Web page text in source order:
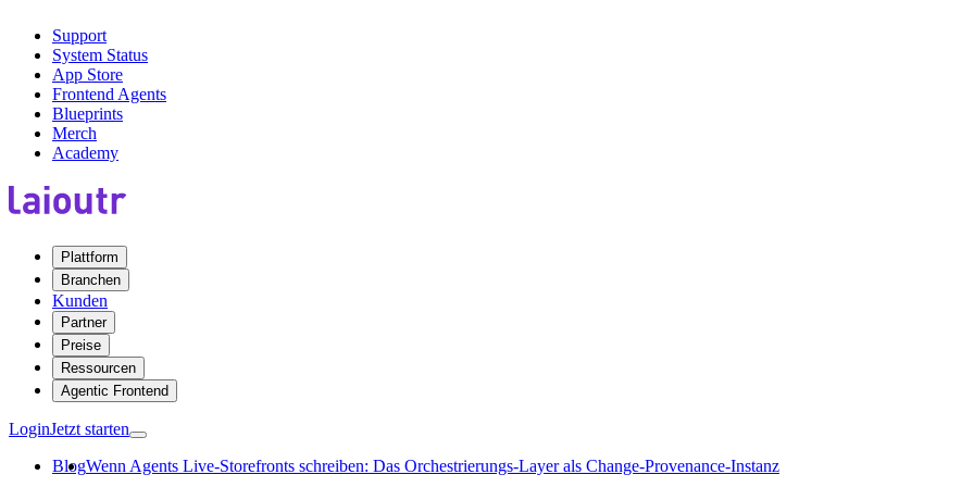
Support
System Status
App Store
Frontend Agents
Blueprints
Merch
Academy
Plattform
Branchen
Kunden
Partner
Preise
Ressourcen
Agentic Frontend
LoginJetzt starten
BlogWenn Agents Live-Storefronts schreiben: Das Orchestrierungs-Layer als Change-Provenance-Instanz